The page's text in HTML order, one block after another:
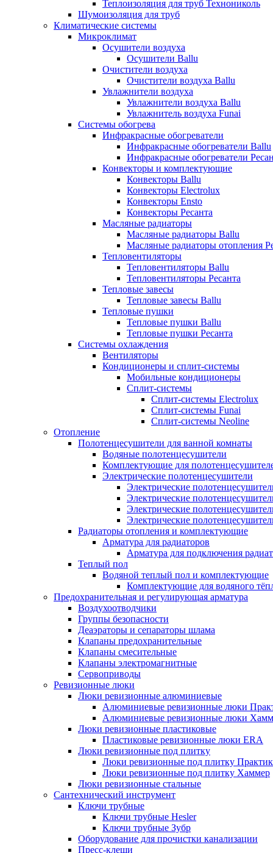
Теплоизоляция для труб Технониколь
Шумоизоляция для труб
Климатические системы
Микроклимат
Осушители воздуха
Осушители Ballu
Очистители воздуха
Очистители воздуха Ballu
Увлажнители воздуха
Увлажнители воздуха Ballu
Увлажнитель воздуха Funai
Системы обогрева
Инфракрасные обогреватели
Инфракрасные обогреватели Ballu
Инфракрасные обогреватели
Конвекторы и комплектующие
Конвекторы Ballu
Конвекторы Electrolux
Конвекторы Ensto
Конвекторы Ресанта
Масляные радиаторы
Масляные радиаторы Ballu
Масляные радиаторы отопления
Тепловентиляторы
Тепловентиляторы Ballu
Тепловентиляторы Ресанта
Тепловые завесы
Тепловые завесы Ballu
Тепловые пушки
Тепловые пушки Ballu
Тепловые пушки Ресанта
Системы охлаждения
Вентиляторы
Кондиционеры и сплит-системы
Мобильные кондиционеры
Сплит-системы
Сплит-системы Electrolux
Сплит-системы Funai
Сплит-системы Neoline
Отопление
Полотенцесушители для ванной комнаты
Водяные полотенцесушители
Комплектующие для
Электрические полотенцесушители
Электрические
Электрические
Электрические
Электрические
Радиаторы отопления и комплектующие
Арматура для радиаторов
Арматура для подключения
Теплый пол
Водяной теплый пол и комплектующие
Комплектующие для водяного
Предохранительная и регулирующая арматура
Воздухоотводчики
Группы безопасности
Деаэраторы и сепараторы шлама
Клапаны предохранительные
Клапаны смесительные
Клапаны электромагнитные
Сервоприводы
Ревизионные люки
Люки ревизионные алюминиевые
Алюминиевые ревизионные люки
Алюминиевые ревизионные люки
Люки ревизионные пластиковые
Пластиковые ревизионные люки ERA
Люки ревизионные под плитку
Люки ревизионные под плитку
Люки ревизионные под плитку Хаммер
Люки ревизионные стальные
Сантехнический инструмент
Ключи трубные
Ключи трубные Hesler
Ключи трубные Зубр
Оборудование для прочистки канализации
Пресс-клещи